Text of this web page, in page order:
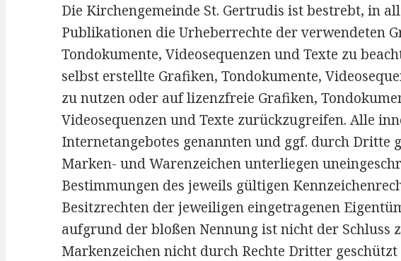
Die Kirchengemeinde St. Gertrudis ist bestrebt, in
Publikationen die Urheberrechte der verwendeten
Tondokumente, Videosequenzen und Texte zu
selbst erstellte Grafiken, Tondokumente,
zu nutzen oder auf lizenzfreie Grafiken,
Videosequenzen und Texte zurückzugreifen. Alle
Internetangebotes genannten und ggf. durch Dritte
Marken- und Warenzeichen unterliegen
Bestimmungen des jeweils gültigen
Besitzrechten der jeweiligen eingetragenen
aufgrund der bloßen Nennung ist nicht der Schluss
Markenzeichen nicht durch Rechte Dritter geschützt